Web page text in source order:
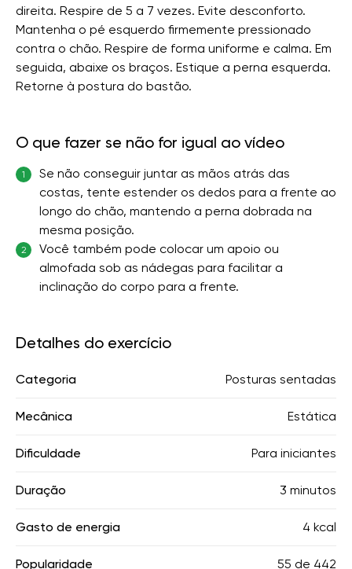
direita. Respire de 5 a 7 vezes. Evite desconforto.
Mantenha o pé esquerdo firmemente pressionado
contra o chão. Respire de forma uniforme e calma. Em
seguida, abaixe os braços. Estique a perna esquerda.
Retorne à postura do bastão.
O que fazer se não for igual ao vídeo
1
Se não conseguir juntar as mãos atrás das
costas, tente estender os dedos para a frente ao
longo do chão, mantendo a perna dobrada na
mesma posição.
2
Você também pode colocar um apoio ou
almofada sob as nádegas para facilitar a
inclinação do corpo para a frente.
Detalhes do exercício
Categoria Posturas sentadas
Mecânica Estática
Dificuldade Para iniciantes
Duração 3 minutos
Gasto de energia 4 kcal
Popularidade 55 de 442